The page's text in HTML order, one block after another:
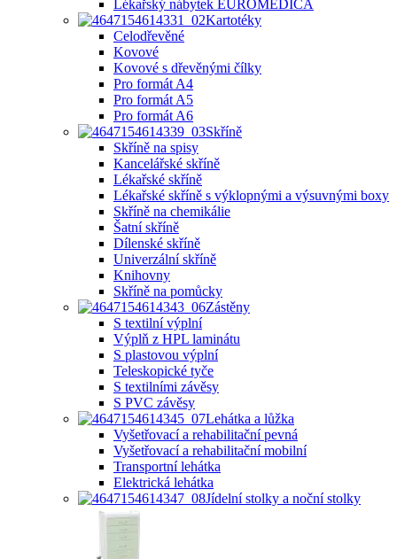
Lékařský nábytek EUROMEDICA
Kartotéky
Celodřevěné
Kovové
Kovové s dřevěnými čílky
Pro formát A4
Pro formát A5
Pro formát A6
Skříně
Skříně na spisy
Kancelářské skříně
Lékařské skříně
Lékařské skříně s výklopnými a výsuvnými boxy
Skříně na chemikálie
Šatní skříně
Dílenské skříně
Univerzální skříně
Knihovny
Skříně na pomůcky
Zástěny
S textilní výplní
Výplň z HPL laminátu
S plastovou výplní
Teleskopické tyče
S textilními závěsy
S PVC závěsy
Lehátka a lůžka
Vyšetřovací a rehabilitační pevná
Vyšetřovací a rehabilitační mobilní
Transportní lehátka
Elektrická lehátka
Jídelní stolky a noční stolky